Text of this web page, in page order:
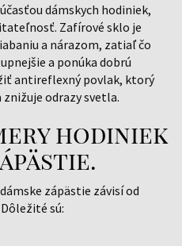
dámskych hodiniek,
Zafírové sklo je
a nárazom, zatiaľ čo
a ponúka dobrú
antireflexný povlak, ktorý
odrazy svetla.
hodiniek
zápästie závisí od
sú: